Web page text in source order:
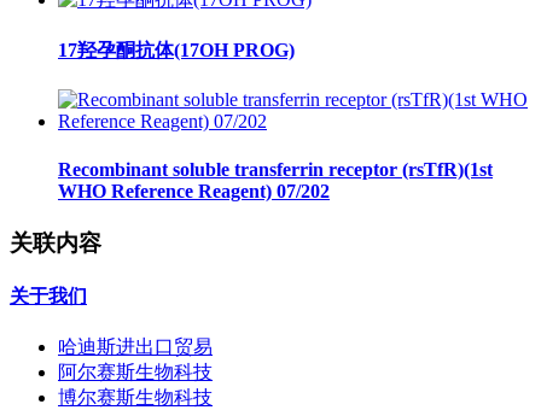
17羟孕酮抗体(17OH PROG)
Recombinant soluble transferrin receptor (rsTfR)(1st
WHO Reference Reagent) 07/202
关联内容
关于我们
哈迪斯进出口贸易
阿尔赛斯生物科技
博尔赛斯生物科技